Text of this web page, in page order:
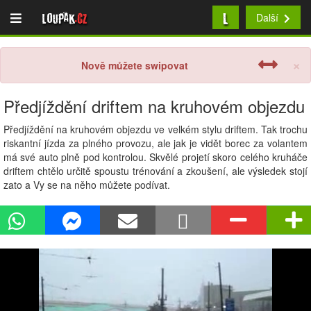
Loupak.cz L Další
×
Nově můžete swipovat
Předjíždění driftem na kruhovém objezdu
Předjíždění na kruhovém objezdu ve velkém stylu driftem. Tak trochu
riskantní jízda za plného provozu, ale jak je vidět borec za volantem
má své auto plně pod kontrolou. Skvělé projetí skoro celého kruháče
driftem chtělo určitě spoustu trénování a zkoušení, ale výsledek stojí
zato a Vy se na něho můžete podívat.